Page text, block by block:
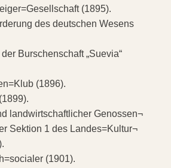
(1895).
des deutschen Wesens
Burschenschaft „Suevia“
(1896).
landwirtschaftlicher Genossen¬
Sektion 1 des Landes=Kultur¬
(1901).